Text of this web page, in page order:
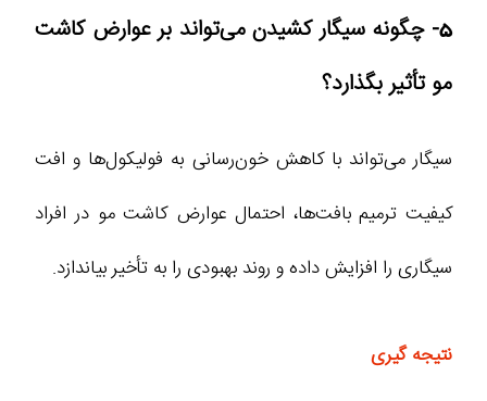
5- چگونه سیگار کشیدن می‌تواند بر عوارض کاشت
مو تأثیر بگذارد؟
سیگار می‌تواند با کاهش خون‌رسانی به فولیکول‌ها و افت
کیفیت ترمیم بافت‌ها، احتمال عوارض کاشت مو در افراد
سیگاری را افزایش داده و روند بهبودی را به تأخیر بیاندازد.
نتیجه گیری